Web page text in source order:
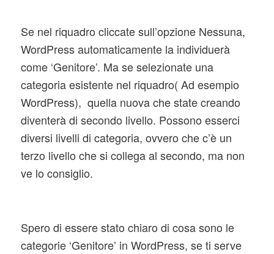
Se nel riquadro cliccate sull’opzione Nessuna,
WordPress automaticamente la individuerà
come ‘Genitore’. Ma se selezionate una
categoria esistente nel riquadro( Ad esempio
WordPress), quella nuova che state creando
diventerà di secondo livello. Possono esserci
diversi livelli di categoria, ovvero che c’è un
terzo livello che si collega al secondo, ma non
ve lo consiglio.
Spero di essere stato chiaro di cosa sono le
categorie ‘Genitore’ in WordPress, se ti serve